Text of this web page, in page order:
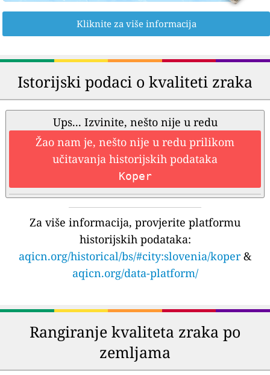
Kliknite za više informacija
Istorijski podaci o kvaliteti zraka
Ups... Izvinite, nešto nije u redu
Žao nam je, nešto nije u redu prilikom
učitavanja historijskih podataka
Koper
Za više informacija, provjerite platformu
historijskih podataka:
aqicn.org/historical/bs/#city:slovenia/koper&
aqicn.org/data-platform/
Rangiranje kvaliteta zraka po
zemljama